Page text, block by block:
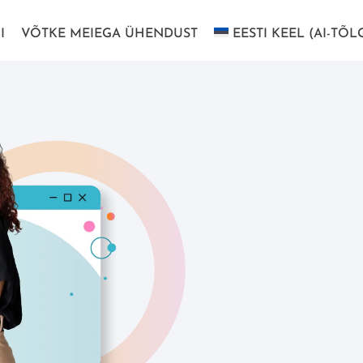
VÕTKE MEIEGA ÜHENDUST EESTI KEEL (AI-